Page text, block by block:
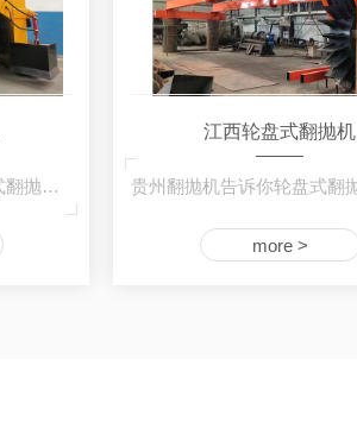
贵州翻抛机厂家告诉你履带式翻抛机属于地面堆…
江西轮盘式翻抛机
more >